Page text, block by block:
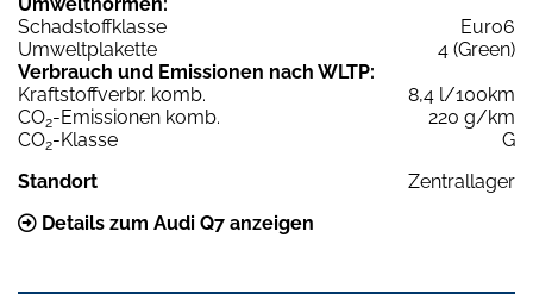
Schadstoffklasse
Euro6
Umweltplakette
4 (Green)
Verbrauch und Emissionen nach WLTP:
Kraftstoffverbr. komb.
8,4 l/100km
CO2-Emissionen komb.
220 g/km
CO2-Klasse
G
Standort
Zentrallager
Details zum Audi Q7 anzeigen